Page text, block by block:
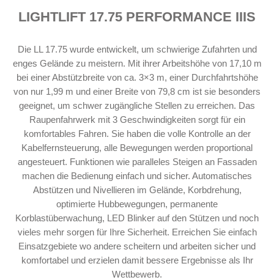
LIGHTLIFT 17.75 PERFORMANCE IIIS
Die LL 17.75 wurde entwickelt, um schwierige Zufahrten und
enges Gelände zu meistern. Mit ihrer Arbeitshöhe von 17,10 m
bei einer Abstützbreite von ca. 3×3 m, einer Durchfahrtshöhe
von nur 1,99 m und einer Breite von 79,8 cm ist sie besonders
geeignet, um schwer zugängliche Stellen zu erreichen. Das
Raupenfahrwerk mit 3 Geschwindigkeiten sorgt für ein
komfortables Fahren. Sie haben die volle Kontrolle an der
Kabelfernsteuerung, alle Bewegungen werden proportional
angesteuert. Funktionen wie paralleles Steigen an Fassaden
machen die Bedienung einfach und sicher. Automatisches
Abstützen und Nivellieren im Gelände, Korbdrehung,
optimierte Hubbewegungen, permanente
Korblastüberwachung, LED Blinker auf den Stützen und noch
vieles mehr sorgen für Ihre Sicherheit. Erreichen Sie einfach
Einsatzgebiete wo andere scheitern und arbeiten sicher und
komfortabel und erzielen damit bessere Ergebnisse als Ihr
Wettbewerb.